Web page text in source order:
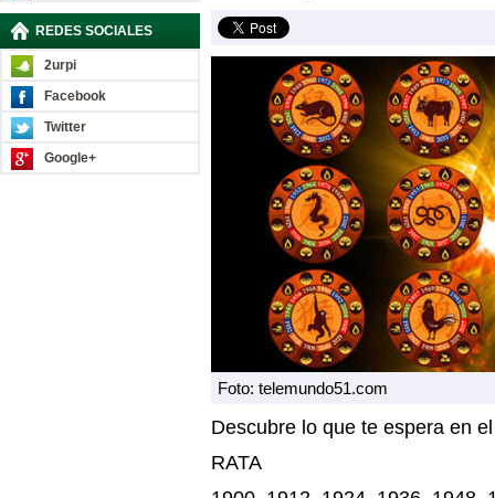
REDES SOCIALES
2urpi
Facebook
Twitter
Google+
Foto: telemundo51.com
Descubre lo que te espera en
RATA